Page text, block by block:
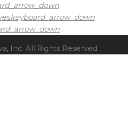
keyboard_arrow_down
Inc. All Rights Reserved